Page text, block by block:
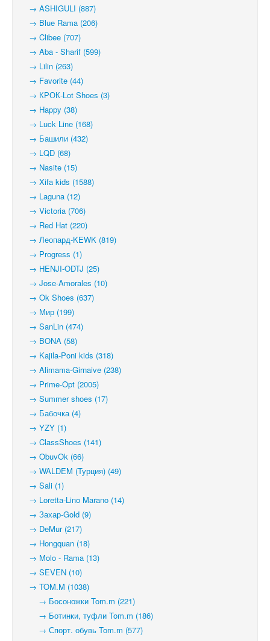
→ ASHIGULI (887)
→ Blue Rama (206)
→ Clibee (707)
→ Aba - Sharif (599)
→ Lilin (263)
→ Favorite (44)
→ КРОК-Lot Shoes (3)
→ Happy (38)
→ Luck Line (168)
→ Башили (432)
→ LQD (68)
→ Nasite (15)
→ Xifa kids (1588)
→ Laguna (12)
→ Victoria (706)
→ Red Hat (220)
→ Леопард-KEWK (819)
→ Progress (1)
→ HENJI-ODTJ (25)
→ Jose-Amorales (10)
→ Ok Shoes (637)
→ Мир (199)
→ SanLin (474)
→ BONA (58)
→ Kajila-Poni kids (318)
→ Alimama-Girnaive (238)
→ Prime-Opt (2005)
→ Summer shoes (17)
→ Бабочка (4)
→ YZY (1)
→ ClassShoes (141)
→ ObuvOk (66)
→ WALDEM (Турция) (49)
→ Sali (1)
→ Loretta-Lino Marano (14)
→ Захар-Gold (9)
→ DeMur (217)
→ Hongquan (18)
→ Molo - Rama (13)
→ SEVEN (10)
→ TOM.M (1038)
→ Босоножки Tom.m (221)
→ Ботинки, туфли Tom.m (186)
→ Спорт. обувь Tom.m (577)